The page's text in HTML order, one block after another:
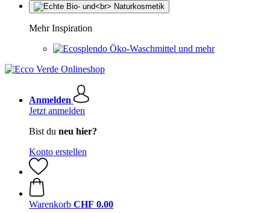
Mehr Inspiration
Öko-Waschmittel und mehr
Anmelden
Jetzt anmelden
Bist du neu hier?
Konto erstellen
Warenkorb CHF 0.00